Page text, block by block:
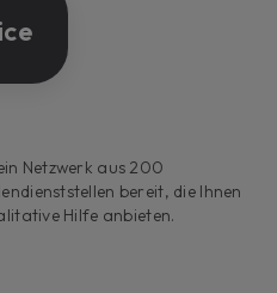
Netzwerk aus 200
bereit, die Ihnen
Hilfe anbieten.